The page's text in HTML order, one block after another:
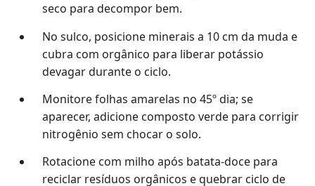
seco para decompor bem.
No sulco, posicione minerais a 10 cm da muda e
cubra com orgânico para liberar potássio
devagar durante o ciclo.
Monitore folhas amarelas no 45º dia; se
aparecer, adicione composto verde para corrigir
nitrogênio sem chocar o solo.
Rotacione com milho após batata-doce para
reciclar resíduos orgânicos e quebrar ciclo de